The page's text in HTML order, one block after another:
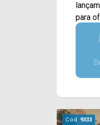
para
um
Resort. O empreendimento
Cód. 9333